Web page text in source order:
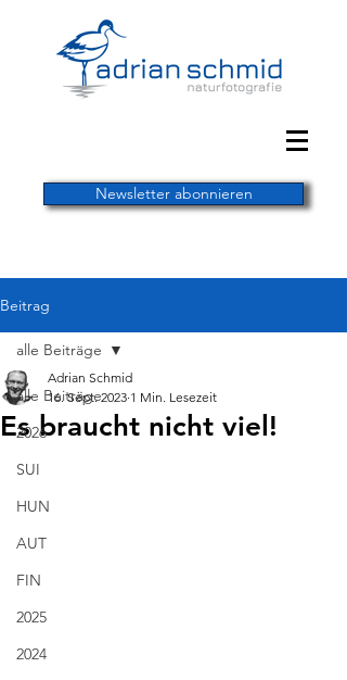
Newsletter abonnieren
Beitrag
alle Beiträge
2026
SUI
HUN
AUT
FIN
2025
2024
alle Beiträge
Es braucht nicht viel!
Adrian Schmid
16. Sept. 2023 1 Min. Lesezeit